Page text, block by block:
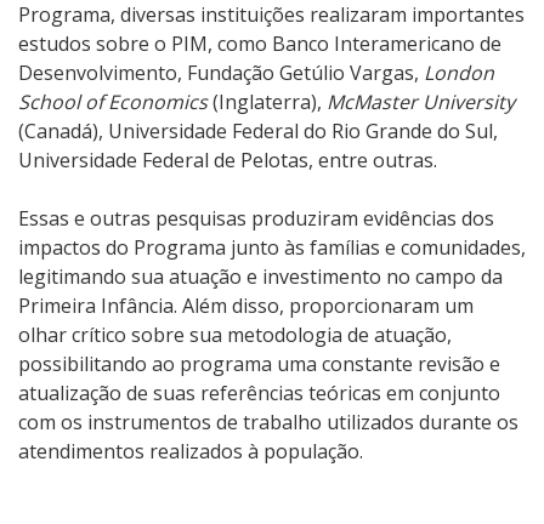
Programa, diversas instituições realizaram importantes
estudos sobre o PIM, como Banco Interamericano de
Desenvolvimento, Fundação Getúlio Vargas, London
School of Economics(Inglaterra), McMaster University
(Canadá), Universidade Federal do Rio Grande do Sul,
Universidade Federal de Pelotas, entre outras.
Essas e outras pesquisas produziram evidências dos
impactos do Programa junto às famílias e comunidades,
legitimando sua atuação e investimento no campo da
Primeira Infância. Além disso, proporcionaram um
olhar crítico sobre sua metodologia de atuação,
possibilitando ao programa uma constante revisão e
atualização de suas referências teóricas em conjunto
com os instrumentos de trabalho utilizados durante os
atendimentos realizados à população.